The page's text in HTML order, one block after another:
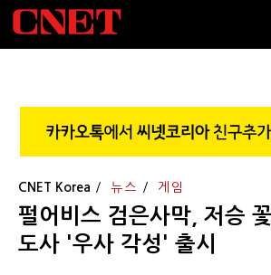
CNET Korea 뉴스 게임
펄어비스 검은사막, 저승
도사 '우사 각성' 출시